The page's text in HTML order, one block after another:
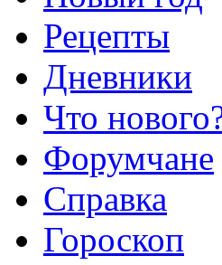
Рецепты
Дневники
Что
Форумчане
Справка
Гороскоп